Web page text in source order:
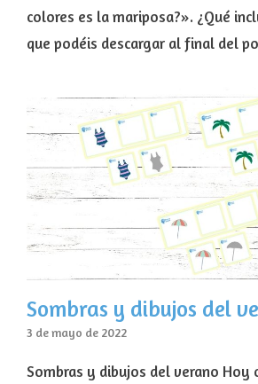
colores es la mariposa?». ¿Qué
que podéis descargar al final del
Sombras y dibujos del
3 de mayo de 2022
Sombras y dibujos del verano Hoy